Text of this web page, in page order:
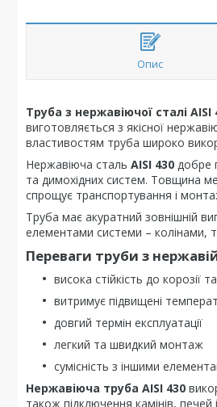
Опис
Труба з нержавіючої сталі
виготовляється з якісної
властивостям труба широко
Нержавіюча сталь AISI 430 добре
та димохідних систем. Товщина
спрощує транспортування і
Труба має акуратний зовнішній
елементами системи – колінами,
Переваги труби з
висока стійкість до корозії
витримує підвищені
довгий термін експлуатації
легкий та швидкий монтаж
сумісність з іншими
Нержавіюча труба AISI 430
також підключення камінів,